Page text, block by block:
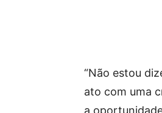
“Não estou
ato com uma
a